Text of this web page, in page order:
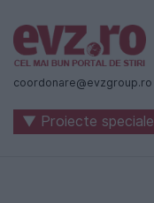
Știri
naționale
internaționale
coordonare@evzgroup.ro
▼ Proiecte speciale